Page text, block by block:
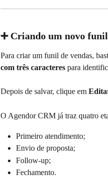
➕ Criando um novo
Para criar um funil de vendas,
com três caracteres para
Depois de salvar, clique em
O Agendor CRM já traz quatro
Primeiro atendimento;
Envio de proposta;
Follow-up;
Fechamento.